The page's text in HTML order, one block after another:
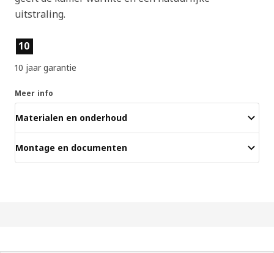
uitstraling.
Producteigenschappen
10
10 jaar garantie
Meer info
Materialen en onderhoud
Montage en documenten